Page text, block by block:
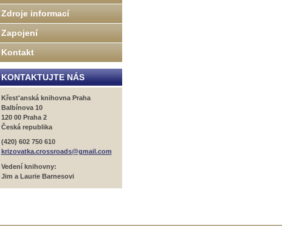
Zdroje informací
Zapojení
Kontakt
KONTAKTUJTE NÁS
Křest'anská knihovna Praha
Balbínova 10
120 00 Praha 2
Česká republika
(420) 602 750 610
krizovatka.crossroads@gmail.com
Vedení knihovny:
Jim a Laurie Barnesovi